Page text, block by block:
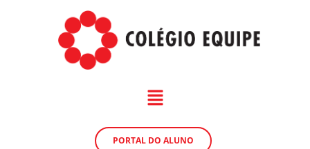
PORTAL DO ALUNO